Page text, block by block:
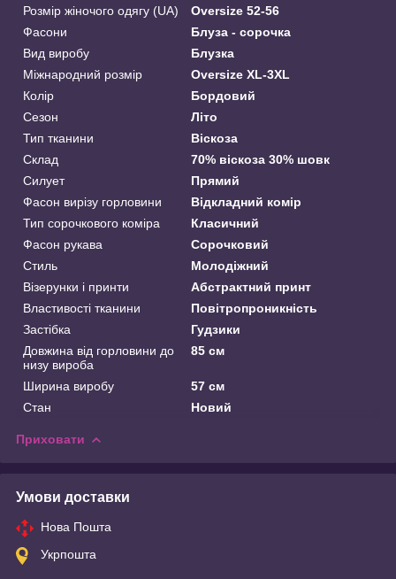
Розмір жіночого одягу (UA)
Oversize 52-56
Фасони
Блуза - сорочка
Вид виробу
Блузка
Міжнародний розмір
Oversize XL-3XL
Колір
Бордовий
Сезон
Літо
Тип тканини
Віскоза
Склад
70% віскоза 30% шовк
Силует
Прямий
Фасон вирізу горловини
Відкладний комір
Тип сорочкового коміра
Класичний
Фасон рукава
Сорочковий
Стиль
Молодіжний
Візерунки і принти
Абстрактний принт
Властивості тканини
Повітропроникність
Застібка
Гудзики
Довжина від горловини до
низу вироба
85 см
Ширина виробу
57 см
Стан
Новий
Приховати
Умови доставки
Нова Пошта
Укрпошта